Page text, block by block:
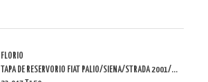
FLORIO
TAPA DE RESERVORIO FIAT PALIO/SIENA/STRADA 2001/...